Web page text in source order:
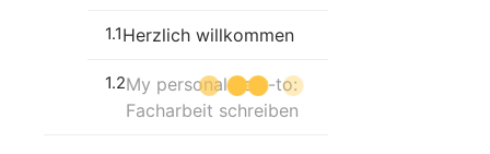
1.1Herzlich willkommen
1.2My personal how-to:
Facharbeit schreiben